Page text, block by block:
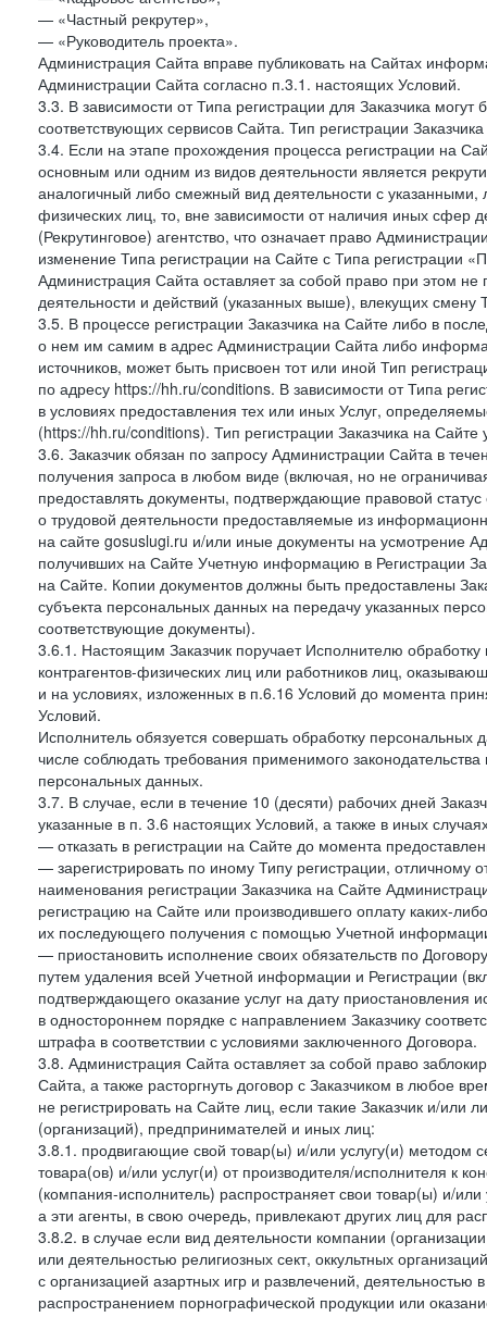
— «Частный рекрутер»,
— «Руководитель проекта».
Администрация Сайта вправе публиковать на Сайтах
Администрации Сайта согласно п.3.1. настоящих Условий.
3.3. В зависимости от Типа регистрации для Заказчика
соответствующих сервисов Сайта. Тип регистрации
3.4. Если на этапе прохождения процесса регистрации на
основным или одним из видов деятельности является
аналогичный либо смежный вид деятельности с
физических лиц, то, вне зависимости от наличия иных сфер
(Рекрутинговое) агентство, что означает право
изменение Типа регистрации на Сайте с Типа регистрации
Администрация Сайта оставляет за собой право при этом не
деятельности и действий (указанных выше), влекущих смену
3.5. В процессе регистрации Заказчика на Сайте либо в
о нем им самим в адрес Администрации Сайта либо
источников, может быть присвоен тот или иной Тип
по адресу https://hh.ru/conditions. В зависимости от Типа
в условиях предоставления тех или иных Услуг,
(https://hh.ru/conditions). Тип регистрации Заказчика на
3.6. Заказчик обязан по запросу Администрации Сайта в
получения запроса в любом виде (включая, но не
предоставлять документы, подтверждающие правовой
о трудовой деятельности предоставляемые из
на сайте gosuslugi.ru и/или иные документы на усмотрение
получивших на Сайте Учетную информацию в Регистрации
на Сайте. Копии документов должны быть предоставлены
субъекта персональных данных на передачу указанных
соответствующие документы).
3.6.1. Настоящим Заказчик поручает Исполнителю
контрагентов-физических лиц или работников лиц,
и на условиях, изложенных в п.6.16 Условий до момента
Условий.
Исполнитель обязуется совершать обработку
числе соблюдать требования применимого
персональных данных.
3.7. В случае, если в течение 10 (десяти) рабочих дней
указанные в п. 3.6 настоящих Условий, а также в иных
— отказать в регистрации на Сайте до момента
— зарегистрировать по иному Типу регистрации, отличному
наименования регистрации Заказчика на Сайте
регистрацию на Сайте или производившего оплату каких-
их последующего получения с помощью Учетной
— приостановить исполнение своих обязательств по
путем удаления всей Учетной информации и Регистрации
подтверждающего оказание услуг на дату приостановления
в одностороннем порядке с направлением Заказчику
штрафа в соответствии с условиями заключенного Договора.
3.8. Администрация Сайта оставляет за собой право
Сайта, а также расторгнуть договор с Заказчиком в любое
не регистрировать на Сайте лиц, если такие Заказчик и/
(организаций), предпринимателей и иных лиц:
3.8.1. продвигающие свой товар(ы) и/или услугу(и) методом
товара(ов) и/или услуг(и) от производителя/исполнителя к
(компания-исполнитель) распространяет свои товар(ы) и/
а эти агенты, в свою очередь, привлекают других лиц для
3.8.2. в случае если вид деятельности компании
или деятельностью религиозных сект, оккультных
с организацией азартных игр и развлечений,
распространением порнографической продукции или